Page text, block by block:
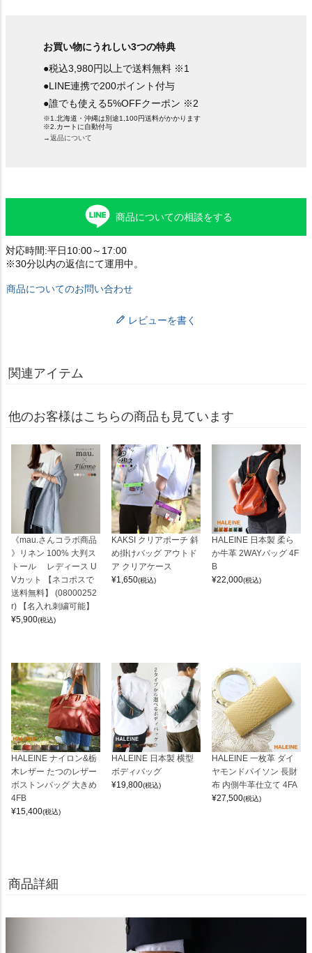
お買い物にうれしい3つの特典
●税込3,980円以上で送料無料 ※1
●LINE連携で200ポイント付与
●誰でも使える5%OFFクーポン ※2
※1.北海道・沖縄は別途1,100円送料がかかります
※2.カートに自動付与
→返品について
商品についての相談をする
対応時間:平日10:00～17:00
※30分以内の返信にて運用中。
商品についてのお問い合わせ
レビューを書く
関連アイテム
他のお客様はこちらの商品も見ています
《mau.さんコラボ商品
》リネン 100% 大判ス
トール レディース U
Vカット 【ネコポスで
送料無料】 (08000252
r) 【名入れ刺繍可能】
¥5,900(税込)
KAKSI クリアポーチ 斜
め掛けバッグ アウトド
ア クリアケース
¥1,650(税込)
HALEINE 日本製 柔ら
か牛革 2WAYバッグ 4F
B
¥22,000(税込)
HALEINE ナイロン&栃
木レザー たつのレザー
ボストンバッグ 大きめ
4FB
¥15,400(税込)
HALEINE 日本製 横型
ボディバッグ
¥19,800(税込)
HALEINE 一枚革 ダイ
ヤモンドパイソン 長財
布 内側牛革仕立て 4FA
¥27,500(税込)
商品詳細